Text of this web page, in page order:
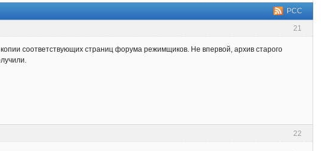
РСС
21
соответствующих страниц форума режимщиков. Не впервой, архив старого
22